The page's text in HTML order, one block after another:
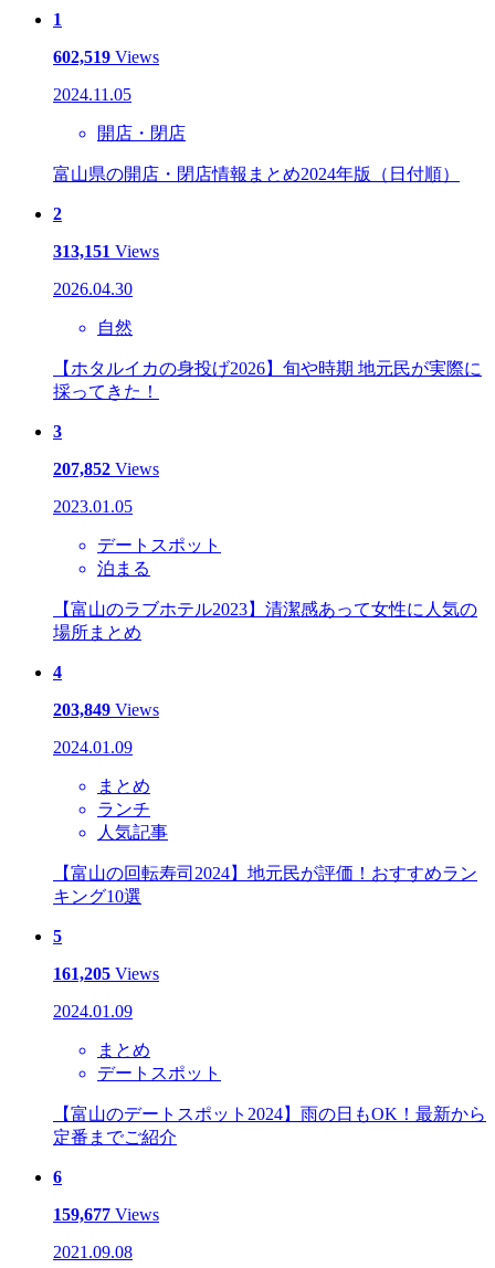
1
602,519 Views
2024.11.05
開店・閉店
富山県の開店・閉店情報まとめ2024年版（日付順）
2
313,151 Views
2026.04.30
自然
【ホタルイカの身投げ2026】旬や時期 地元民が実際に
採ってきた！
3
207,852 Views
2023.01.05
デートスポット
泊まる
【富山のラブホテル2023】清潔感あって女性に人気の
場所まとめ
4
203,849 Views
2024.01.09
まとめ
ランチ
人気記事
【富山の回転寿司2024】地元民が評価！おすすめラン
キング10選
5
161,205 Views
2024.01.09
まとめ
デートスポット
【富山のデートスポット2024】雨の日もOK！最新から
定番までご紹介
6
159,677 Views
2021.09.08